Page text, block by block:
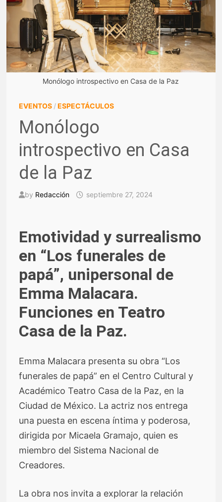
Monólogo introspectivo en Casa de la Paz
EVENTOS /ESPECTÁCULOS
Monólogo
introspectivo en Casa
de la Paz
by Redacción septiembre 27, 2024
Emotividad y surrealismo
en “Los funerales de
papá”, unipersonal de
Emma Malacara.
Funciones en Teatro
Casa de la Paz.
Emma Malacara presenta su obra “Los
funerales de papá” en el Centro Cultural y
Académico Teatro Casa de la Paz, en la
Ciudad de México. La actriz nos entrega
una puesta en escena íntima y poderosa,
dirigida por Micaela Gramajo, quien es
miembro del Sistema Nacional de
Creadores.
La obra nos invita a explorar la relación